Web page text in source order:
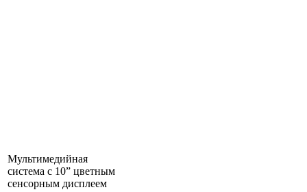
Мультимедийная
система с 10” цветным
сенсорным дисплеем